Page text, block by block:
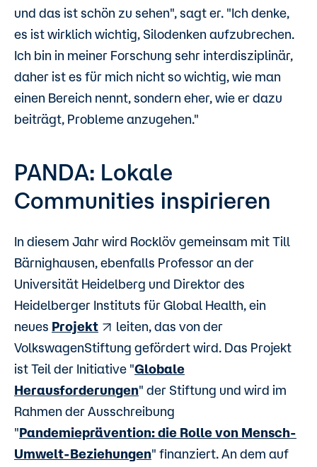
und das ist schön zu sehen", sagt er. "Ich denke,
es ist wirklich wichtig, Silodenken aufzubrechen.
Ich bin in meiner Forschung sehr interdisziplinär,
daher ist es für mich nicht so wichtig, wie man
einen Bereich nennt, sondern eher, wie er dazu
beiträgt, Probleme anzugehen."
PANDA: Lokale
Communities inspirieren
In diesem Jahr wird Rocklöv gemeinsam mit Till
Bärnighausen, ebenfalls Professor an der
Universität Heidelberg und Direktor des
Heidelberger Instituts für Global Health, ein
neues Projekt
leiten, das von der
VolkswagenStiftung gefördert wird. Das Projekt
ist Teil der Initiative "Globale
Herausforderungen" der Stiftung und wird im
Rahmen der Ausschreibung
"Pandemieprävention: die Rolle von Mensch-
Umwelt-Beziehungen" finanziert. An dem auf